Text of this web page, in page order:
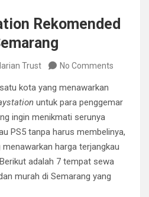
Rekomended
Trust No Comments
kota yang menawarkan
untuk para penggemar
ingin menikmati serunya
PS5 tanpa harus membelinya,
harga terjangkau
adalah 7 tempat sewa
murah di Semarang yang